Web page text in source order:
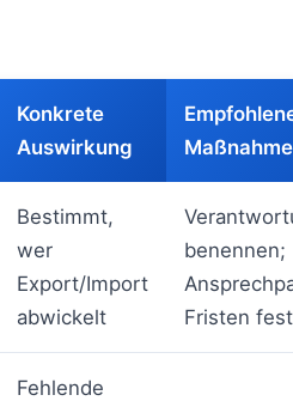
Konkrete
Auswirkung
Maßnahme
Bestimmt,
wer
Export/Import
abwickelt
benennen;
Fristen
Fehlende